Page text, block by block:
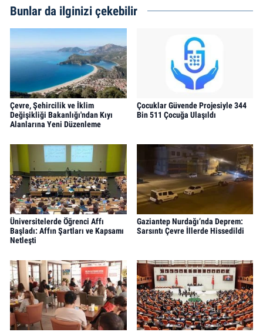
Bunlar da ilginizi çekebilir
Çevre, Şehircilik ve İklim
Değişikliği Bakanlığı'ndan Kıyı
Alanlarına Yeni Düzenleme
Çocuklar Güvende Projesiyle 344
Bin 511 Çocuğa Ulaşıldı
Üniversitelerde Öğrenci Affı
Başladı: Affın Şartları ve Kapsamı
Netleşti
Gaziantep Nurdağı’nda Deprem:
Sarsıntı Çevre İllerde Hissedildi